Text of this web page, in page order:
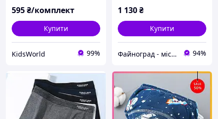
595₴/комплект
Купити
KidsWorld 99%
1 130₴
Купити
Файноград - місто файних речей 94%